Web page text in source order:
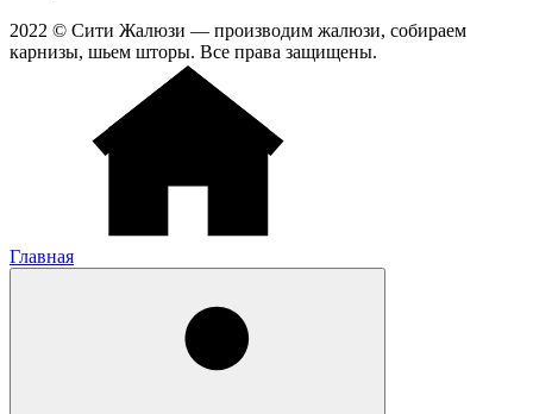
2022 © Сити Жалюзи — производим жалюзи, собираем
карнизы, шьем шторы. Все права защищены.
Главная